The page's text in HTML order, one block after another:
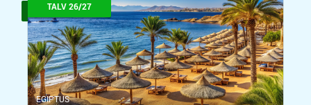
TALV 26/27
ЕGIPTUS